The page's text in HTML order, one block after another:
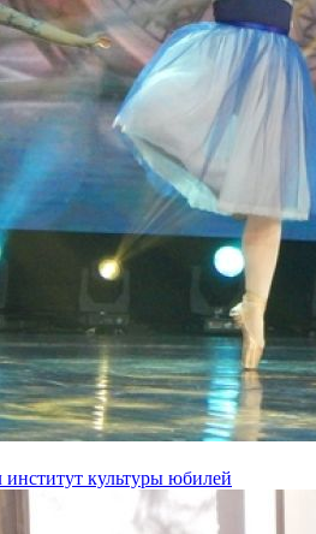
институт культуры юбилей